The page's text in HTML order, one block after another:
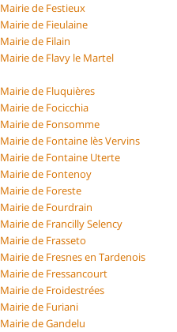
Mairie de Festieux
Mairie de Fieulaine
Mairie de Filain
Mairie de Flavy le Martel
Mairie de Fluquières
Mairie de Focicchia
Mairie de Fonsomme
Mairie de Fontaine lès Vervins
Mairie de Fontaine Uterte
Mairie de Fontenoy
Mairie de Foreste
Mairie de Fourdrain
Mairie de Francilly Selency
Mairie de Frasseto
Mairie de Fresnes en Tardenois
Mairie de Fressancourt
Mairie de Froidestrées
Mairie de Furiani
Mairie de Gandelu